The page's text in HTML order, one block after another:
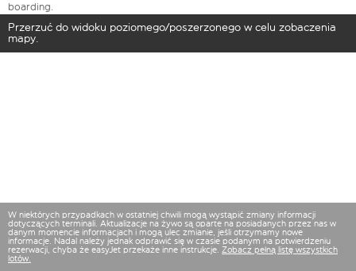
boarding.
Przerzuć do widoku poziomego/poszerzonego w celu zobaczenia
mapy.
W niektórych przypadkach w ostatniej chwili mogą wystąpić zmiany informacji
dotyczących terminali. Aktualizacje na żywo są oparte na posiadanych przez nas w
danym momencie informacjach i mogą ulec zmianie, jeśli otrzymamy nowe
informacje. Nadal należy jednak odprawić się w czasie podanym na potwierdzeniu
rezerwacji, chyba że easyJet przekaże inne instrukcje. Zobacz pełną listę wszystkich
lotów.